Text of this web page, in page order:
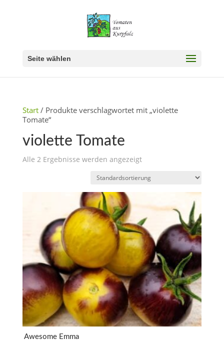
Seite wählen
Start/ Produkte verschlagwortet mit „violette
Tomate“
violette Tomate
Alle 2 Ergebnisse werden angezeigt
Awesome Emma